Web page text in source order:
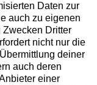
Daten zur
auch zu eigenen
Dritter
nicht nur die
deiner
auch deren
einer